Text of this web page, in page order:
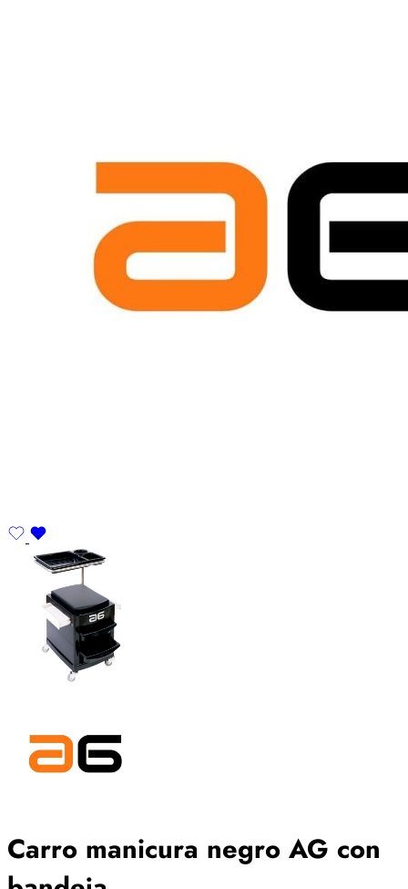
Carro manicura negro AG con